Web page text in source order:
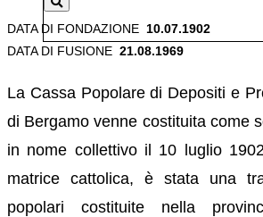
DATA DI FONDAZIONE 10.07.1902
DATA DI FUSIONE 21.08.1969
La Cassa Popolare di Depositi e
di Bergamo venne costituita come
in nome collettivo il 10 luglio
matrice cattolica, è stata una
popolari costituite nella